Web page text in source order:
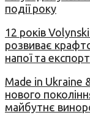
події року
12 років
розвиває
напої та експорт
Made in Ukraine
нового
майбутнє